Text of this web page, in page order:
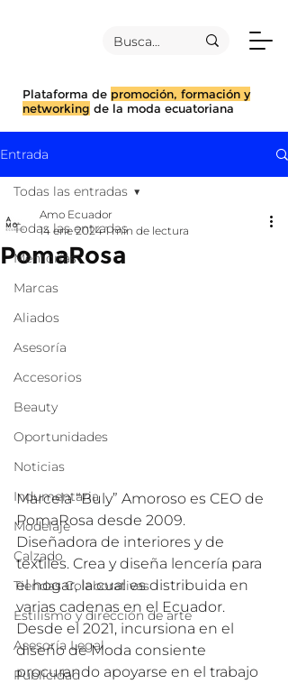
Plataforma de promoción, formación y
networking de la moda ecuatoriana
Entrada
Todas las entradas
Mentorías
Marcas
Aliados
Asesoría
Accesorios
Beauty
Oportunidades
Noticias
Indumentaria
Modelaje
Calzado
Tiendas Colaborativas
Estilismo y dirección de arte
Asesoría Legal
Publicidad
Todas las entradas
PomaRosa
Amo Ecuador
14 ene 2024 1 min de lectura
Marcela “Buly” Amoroso es CEO de
PomaRosa desde 2009.
Diseñadora de interiores y de
textiles. Crea y diseña lencería para
el hogar, la cual es distribuida en
varias cadenas en el Ecuador.
Desde el 2021, incursiona en el
diseño de Moda consiente
procurando apoyarse en el trabajo